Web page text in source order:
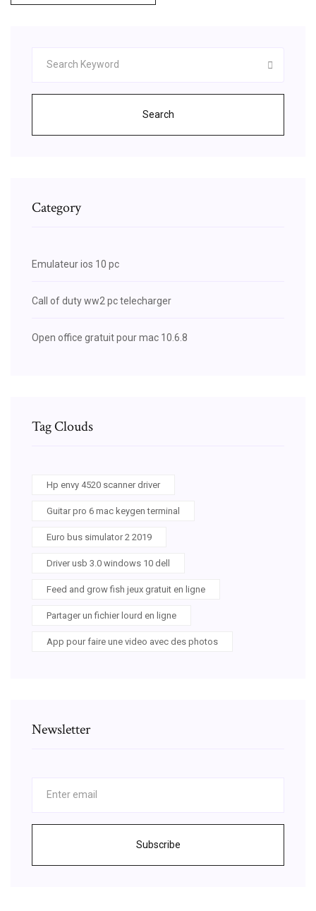
Search
Category
Emulateur ios 10 pc
Call of duty ww2 pc telecharger
Open office gratuit pour mac 10.6.8
Tag Clouds
Hp envy 4520 scanner driver
Guitar pro 6 mac keygen terminal
Euro bus simulator 2 2019
Driver usb 3.0 windows 10 dell
Feed and grow fish jeux gratuit en ligne
Partager un fichier lourd en ligne
App pour faire une video avec des photos
Newsletter
Subscribe